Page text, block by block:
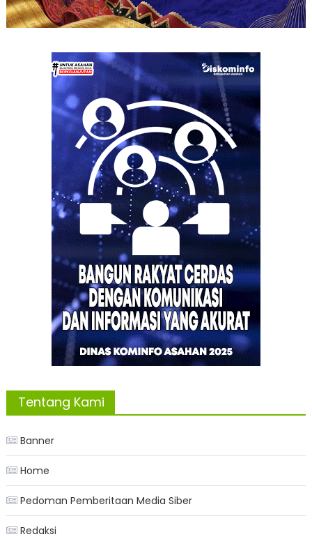
Tentang Kami
Banner
Home
Pedoman Pemberitaan Media Siber
Redaksi